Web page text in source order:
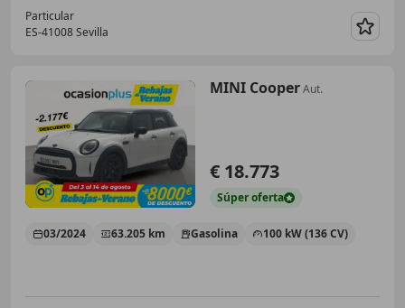
Particular
ES-41008 Sevilla
MINI CooperAut.
€ 18.773
Súperoferta
03/2024 63.205 km Gasolina 100 kW (136 CV)